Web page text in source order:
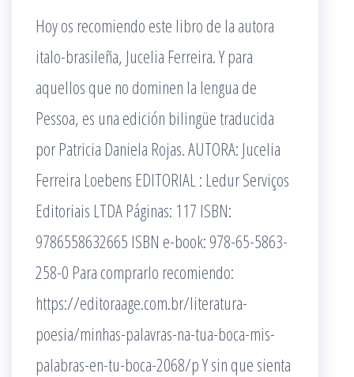
Hoy os recomiendo este libro de la autora
italo-brasileña, Jucelia Ferreira. Y para
aquellos que no dominen la lengua de
Pessoa, es una edición bilingüe traducida
por Patricia Daniela Rojas. AUTORA: Jucelia
Ferreira Loebens EDITORIAL : Ledur Serviços
Editoriais LTDA Páginas: 117 ISBN:
9786558632665 ISBN e-book: 978-65-5863-
258-0 Para comprarlo recomiendo:
https://editoraage.com.br/literatura-
poesia/minhas-palavras-na-tua-boca-mis-
palabras-en-tu-boca-2068/p Y sin que sienta